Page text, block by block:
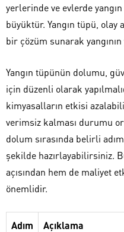
yerlerinde ve evlerde
büyüktür. Yangın tüpü, olay
bir çözüm sunarak yangının
Yangın tüpünün dolumu,
için düzenli olarak
kimyasalların etkisi
verimsiz kalması durumu
dolum sırasında belirli
şekilde hazırlayabilirsiniz.
açısından hem de maliyet
önemlidir.
Adım Açıklama